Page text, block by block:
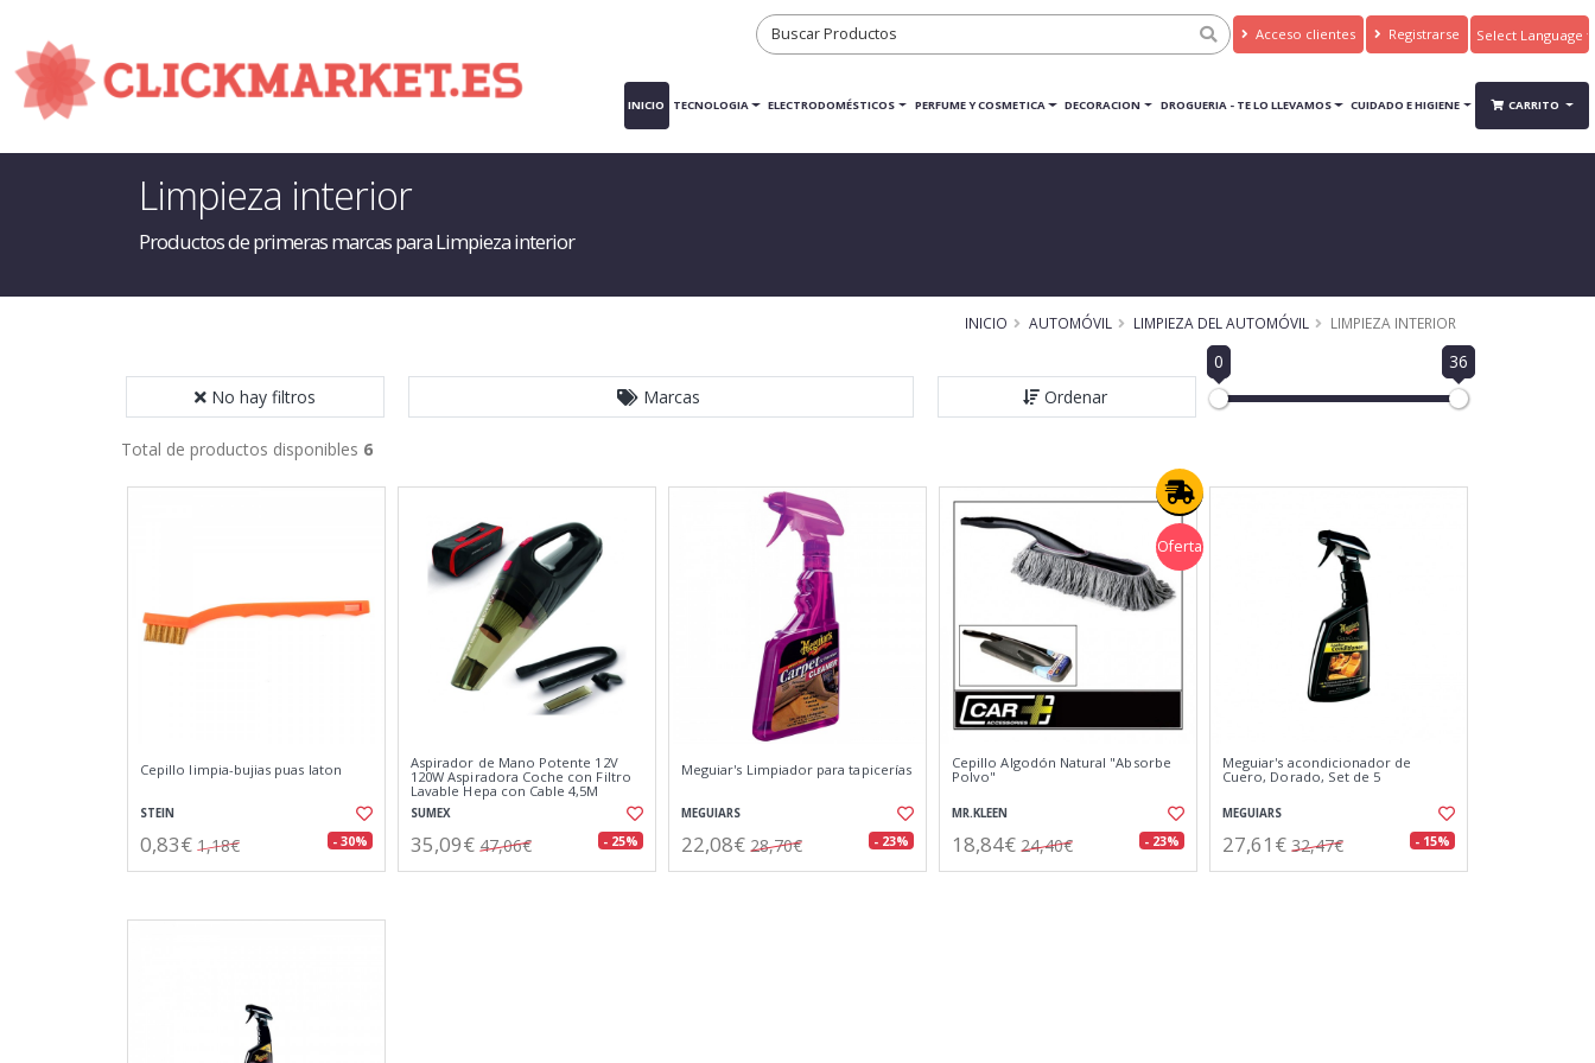
Acceso clientes Registrarse
Translate
INICIO TECNOLOGIA ELECTRODOMÉSTICOS PERFUME Y COSMETICA DECORACION DROGUERIA - TE LO LLEVAMOS CUIDADO E HIGIENE CARRITO
Limpieza interior
Productos de primeras marcas para Limpieza interior
INICIO AUTOMÓVIL LIMPIEZA DEL AUTOMÓVIL LIMPIEZA INTERIOR
No hay filtros Marcas Ordenar
0 36
Total de productos disponibles 6
Cepillo limpia-bujias puas laton
STEIN
0,83€ 1,18€ - 30%
Aspirador de Mano Potente 12V
120W Aspiradora Coche con Filtro
Lavable Hepa con Cable 4,5M
SUMEX
35,09€ 47,06€ - 25%
Meguiar's Limpiador para tapicerías
MEGUIARS
22,08€ 28,70€ - 23%
Oferta
Cepillo Algodón Natural "Absorbe
Polvo"
MR.KLEEN
18,84€ 24,40€ - 23%
Meguiar's acondicionador de
Cuero, Dorado, Set de 5
MEGUIARS
27,61€ 32,47€ - 15%